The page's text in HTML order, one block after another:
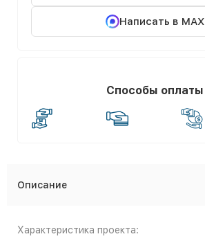
Написать в MAX
Способы оплаты
Описание
Характеристика проекта: